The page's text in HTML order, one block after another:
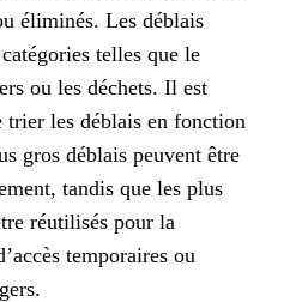
éliminés. Les déblais
telles que le
ou les déchets. Il est
trier les déblais en fonction
gros déblais peuvent être
tandis que les plus
réutilisés pour la
temporaires ou